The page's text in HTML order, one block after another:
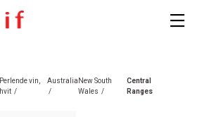
Perlende vin,
hvit /
Australia
/
New South
Wales /
Central
Ranges